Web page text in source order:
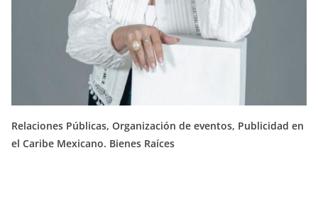
Relaciones Públicas, Organización de eventos, Publicidad en
el Caribe Mexicano. Bienes Raíces